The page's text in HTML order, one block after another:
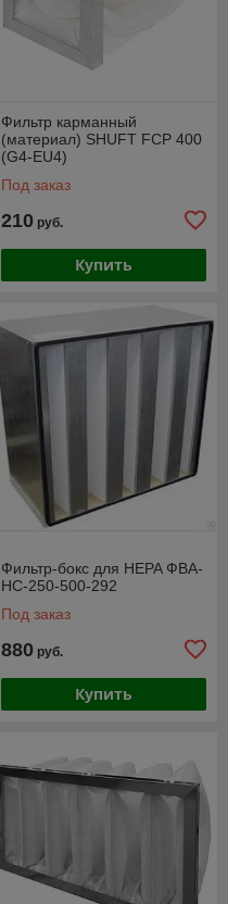
Фильтр карманный
(материал) SHUFT FCP 400
(G4-EU4)
Под заказ
210 руб.
Купить
Фильтр-бокс для HEPA ФВА-
НС-250-500-292
Под заказ
880 руб.
Купить